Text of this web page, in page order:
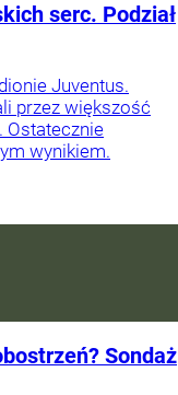
serc. Podział
Juventus.
przez większość
Ostatecznie
wynikiem.
Sondaż